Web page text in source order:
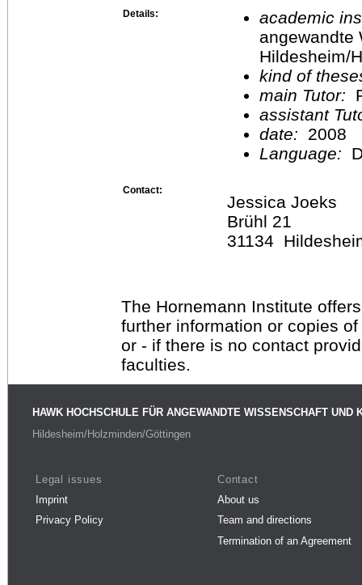
Details:
academic
angewandte
Hildesheim/
kind of
main Tutor:
assistant
date:
2008
Language:
Contact:
Jessica Joeks
Brühl 21
31134
The Hornemann Institute
further information or copies
or - if there is no contact
faculties.
HAWK HOCHSCHULE FÜR ANGEWANDTE WISSENSCHAFT UND
Hildesheim/Holzminden/Göttingen
Legal issues
Imprint
Privacy Policy
Contact
About us
Team and directions
Termination of an Agreement